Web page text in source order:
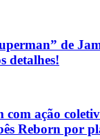
de
detalhes!
com ação
Reborn por